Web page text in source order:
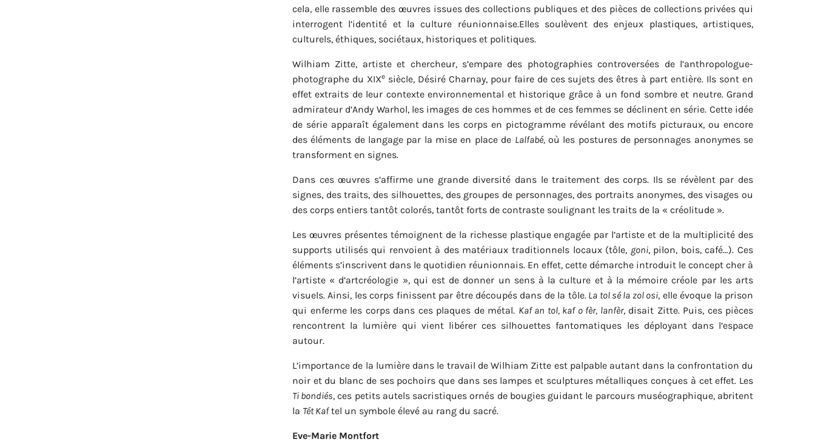
cela, elle rassemble des œuvres issues des collections publiques et des pièces de collections privées qui
interrogent l’identité et la culture réunionnaise.Elles soulèvent des enjeux plastiques, artistiques,
culturels, éthiques, sociétaux, historiques et politiques.
Wilhiam Zitte, artiste et chercheur, s’empare des photographies controversées de l’anthropologue-
photographe du XIXesiècle, Désiré Charnay, pour faire de ces sujets des êtres à part entière. Ils sont en
effet extraits de leur contexte environnemental et historique grâce à un fond sombre et neutre. Grand
admirateur d’Andy Warhol, les images de ces hommes et de ces femmes se déclinent en série. Cette idée
de série apparaît également dans les corps en pictogramme révélant des motifs picturaux, ou encore
des éléments de langage par la mise en place de Lalfabé,où les postures de personnages anonymes se
transforment en signes.
Dans ces œuvres s’affirme une grande diversité dans le traitement des corps. Ils se révèlent par des
signes, des traits, des silhouettes, des groupes de personnages, des portraits anonymes, des visages ou
des corps entiers tantôt colorés, tantôt forts de contraste soulignant les traits de la « créolitude ».
Les œuvres présentes témoignent de la richesse plastique engagée par l’artiste et de la multiplicité des
supports utilisés qui renvoient à des matériaux traditionnels locaux (tôle, goni, pilon, bois, café…). Ces
éléments s’inscrivent dans le quotidien réunionnais. En effet, cette démarche introduit le concept cher à
l’artiste « d’artcréologie », qui est de donner un sens à la culture et à la mémoire créole par les arts
visuels. Ainsi, les corps finissent par être découpés dans de la tôle. La tol sé la zol osi, elle évoque la prison
qui enferme les corps dans ces plaques de métal. Kaf an tol, kaf o fèr, lanfèr, disait Zitte. Puis, ces pièces
rencontrent la lumière qui vient libérer ces silhouettes fantomatiques les déployant dans l’espace
autour.
L’importance de la lumière dans le travail de Wilhiam Zitte est palpable autant dans la confrontation du
noir et du blanc de ses pochoirs que dans ses lampes et sculptures métalliques conçues à cet effet. Les
Ti bondiés, ces petits autels sacristiques ornés de bougies guidant le parcours muséographique, abritent
la Tét Kaftel un symbole élevé au rang du sacré.
Eve-Marie Montfort